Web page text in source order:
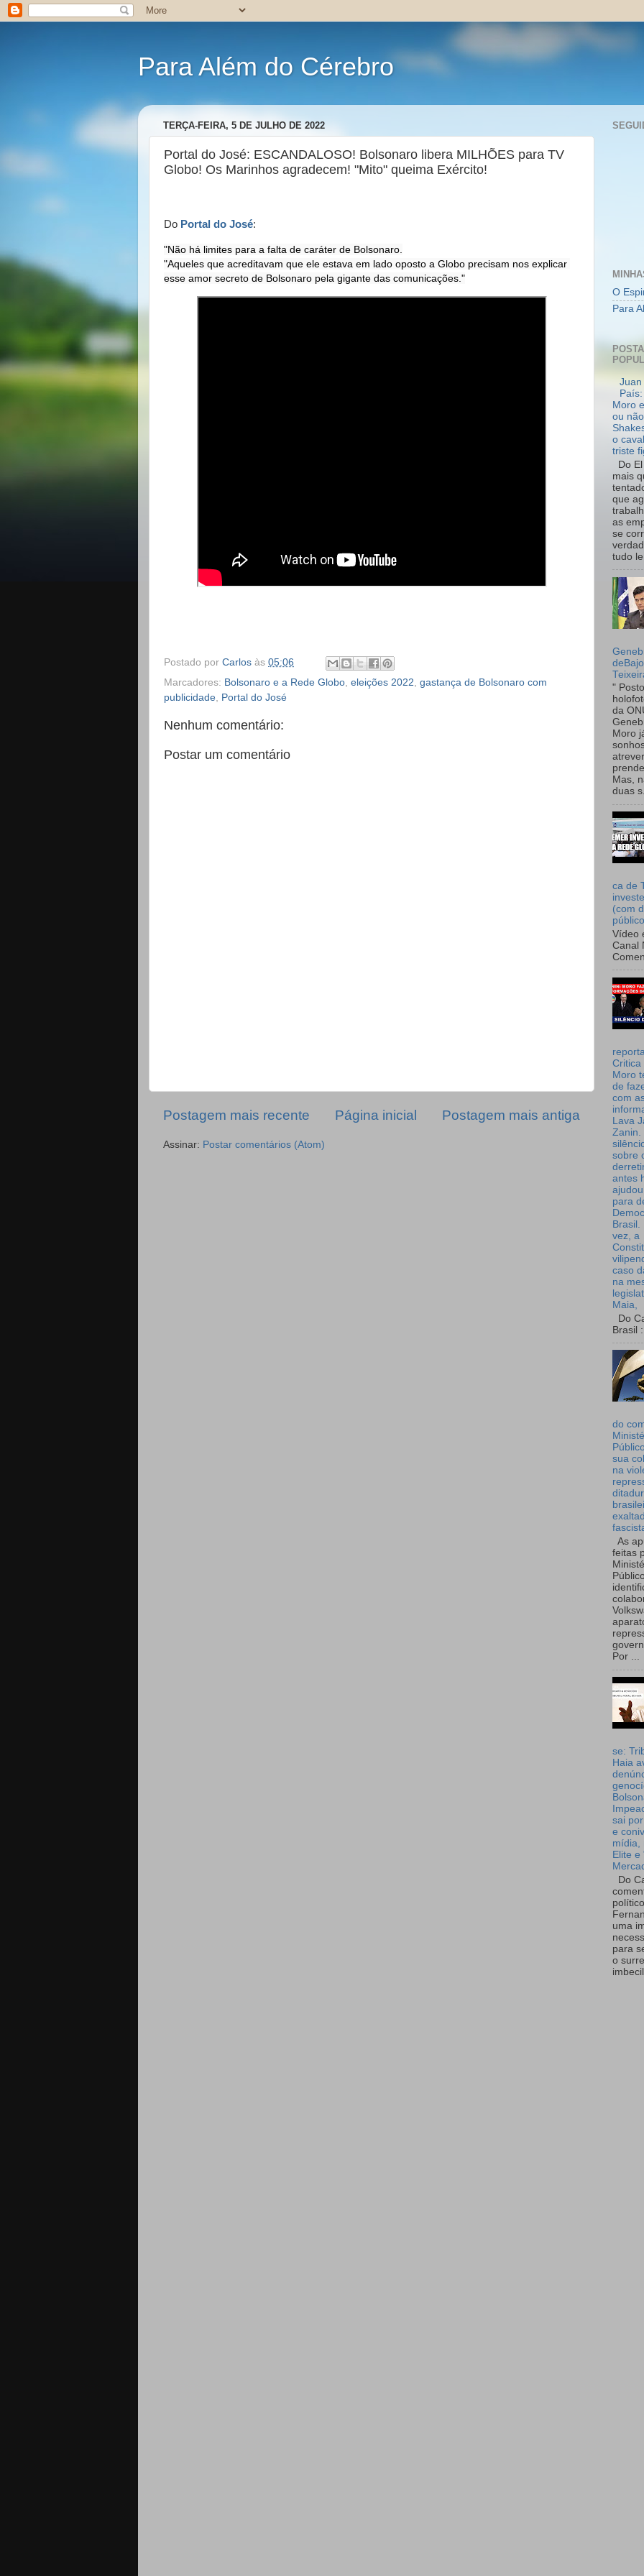
Para Além do Cérebro
TERÇA-FEIRA, 5 DE JULHO DE 2022
Portal do José: ESCANDALOSO! Bolsonaro libera MILHÕES para TV
Globo! Os Marinhos agradecem! "Mito" queima Exército!
Do Portal do José:
"Não há limites para a falta de caráter de Bolsonaro.
"Aqueles que acreditavam que ele estava em lado oposto a Globo precisam nos explicar
esse amor secreto de Bolsonaro pela gigante das comunicações."
Postado por Carlos às 05:06
Marcadores: Bolsonaro e a Rede Globo eleições 2022 gastança de Bolsonaro com
publicidade
Portal do José
Nenhum comentário:
Postar um comentário
Postagem mais recente Postagem mais antiga
Página inicial
Assinar: Postar comentários (Atom)
O
Para
Juan
Moro
ou
o
triste
Do
mais
que
as
se
tudo
"
da
Moro
Mas,
duas
ca de
(com
Vídeo
Canal
Critica
Moro
de
com
Lava
Zanin.
sobre
antes
para
Brasil.
vez, a
caso
na
Maia,
Do
Brasil :
do
sua
na
As
feitas
Por ...
se:
Haia
sai
e
mídia,
Elite e
Do
uma
para
o